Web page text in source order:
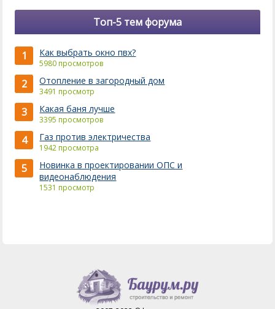
Топ-5 тем форума
1 Как выбрать окно пвх?
5980 просмотров
2 Отопление в загородный дом
3491 просмотр
3 Какая баня лучше
3395 просмотров
4 Газ против электричества
1942 просмотра
5
Новинка в проектировании ОПС и
видеонаблюдения
1531 просмотр